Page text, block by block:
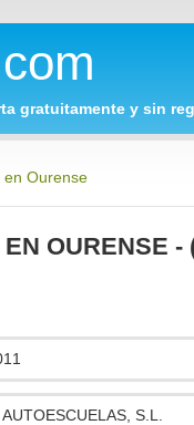
gratuitamente y sin
en Ourense
OURENSE -
S.L.